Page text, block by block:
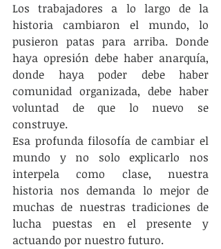
Los trabajadores a lo largo de la
historia cambiaron el mundo, lo
pusieron patas para arriba. Donde
haya opresión debe haber anarquía,
donde haya poder debe haber
comunidad organizada, debe haber
voluntad de que lo nuevo se
construye.
Esa profunda filosofía de cambiar el
mundo y no solo explicarlo nos
interpela como clase, nuestra
historia nos demanda lo mejor de
muchas de nuestras tradiciones de
lucha puestas en el presente y
actuando por nuestro futuro.